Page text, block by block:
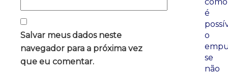
Salvar meus dados neste
navegador para a próxima vez
que eu comentar.
é
o
se
não